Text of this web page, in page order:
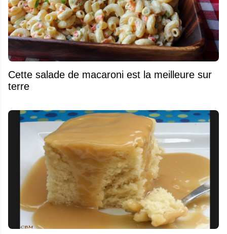
Cette salade de macaroni est la meilleure sur
terre